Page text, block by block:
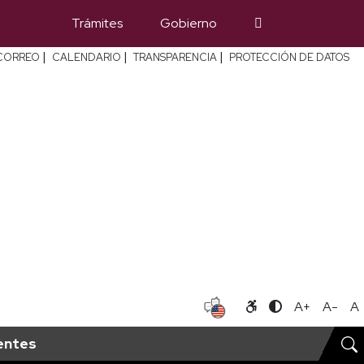
Trámites Gobierno
| CALENDARIO | TRANSPARENCIA | PROTECCIÓN DE DATOS
A+ A- A